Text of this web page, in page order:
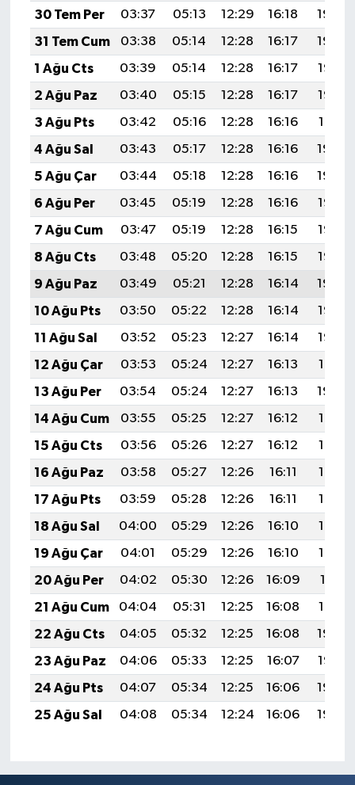
30 Tem Per
03:37 05:13 12:29 16:18
19:34
31 Tem Cum
03:38 05:14 12:28 16:17
19:34
1 Ağu Cts
03:39 05:14 12:28 16:17
19:33
2 Ağu Paz
03:40 05:15 12:28 16:17
19:32
3 Ağu Pts
03:42 05:16 12:28 16:16
19:31
4 Ağu Sal
03:43 05:17 12:28 16:16
19:30
5 Ağu Çar
03:44 05:18 12:28 16:16
19:29
6 Ağu Per
03:45 05:19 12:28 16:16
19:28
7 Ağu Cum
03:47 05:19 12:28 16:15
19:27
8 Ağu Cts
03:48 05:20 12:28 16:15
19:25
9 Ağu Paz
03:49 05:21 12:28 16:14
19:24
10 Ağu Pts
03:50 05:22 12:28 16:14
19:23
11 Ağu Sal
03:52 05:23 12:27 16:14
19:22
12 Ağu Çar
03:53 05:24 12:27 16:13
19:21
13 Ağu Per
03:54 05:24 12:27 16:13
19:20
14 Ağu Cum
03:55 05:25 12:27 16:12
19:18
15 Ağu Cts
03:56 05:26 12:27 16:12
19:17
16 Ağu Paz
03:58 05:27 12:26 16:11
19:16
17 Ağu Pts
03:59 05:28 12:26 16:11
19:15
18 Ağu Sal
04:00 05:29 12:26 16:10
19:13
19 Ağu Çar
04:01 05:29 12:26 16:10
19:12
20 Ağu Per
04:02 05:30 12:26 16:09
19:11
21 Ağu Cum
04:04 05:31 12:25 16:08
19:10
22 Ağu Cts
04:05 05:32 12:25 16:08
19:08
23 Ağu Paz
04:06 05:33 12:25 16:07
19:07
24 Ağu Pts
04:07 05:34 12:25 16:06
19:06
25 Ağu Sal
04:08 05:34 12:24 16:06 19:04